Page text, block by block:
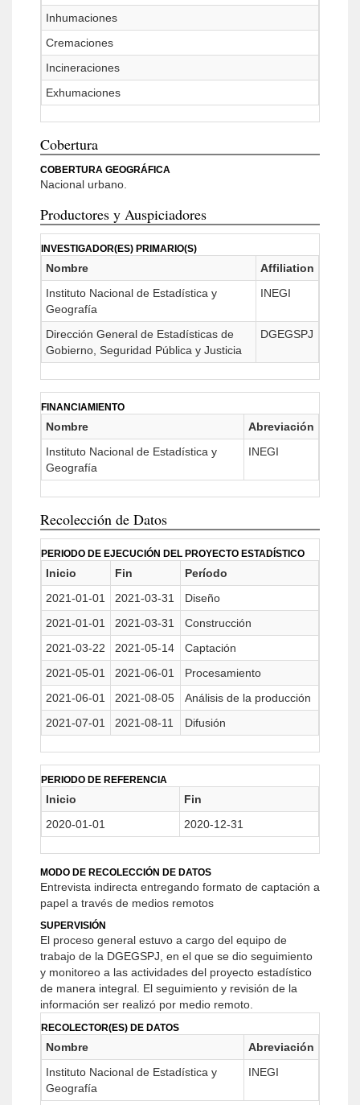
Inhumaciones
Cremaciones
Incineraciones
Exhumaciones
Cobertura
COBERTURA GEOGRÁFICA
Nacional urbano.
Productores y Auspiciadores
INVESTIGADOR(ES) PRIMARIO(S)
Nombre
Affiliation
Instituto Nacional de Estadística y
Geografía
INEGI
Dirección General de Estadísticas de
Gobierno, Seguridad Pública y Justicia
DGEGSPJ
FINANCIAMIENTO
Nombre
Abreviación
Instituto Nacional de Estadística y
Geografía
INEGI
Recolección de Datos
PERIODO DE EJECUCIÓN DEL PROYECTO ESTADÍSTICO
Inicio Fin
Período
2021-01-01
2021-03-31
Diseño
2021-01-01
2021-03-31
Construcción
2021-03-22
2021-05-14
Captación
2021-05-01
2021-06-01
Procesamiento
2021-06-01
2021-08-05
Análisis de la producción
2021-07-01
2021-08-11 Difusión
PERIODO DE REFERENCIA
Inicio
Fin
2020-01-01
2020-12-31
MODO DE RECOLECCIÓN DE DATOS
Entrevista indirecta entregando formato de captación a
papel a través de medios remotos
SUPERVISIÓN
El proceso general estuvo a cargo del equipo de
trabajo de la DGEGSPJ, en el que se dio seguimiento
y monitoreo a las actividades del proyecto estadístico
de manera integral. El seguimiento y revisión de la
información ser realizó por medio remoto.
RECOLECTOR(ES) DE DATOS
Nombre
Abreviación
Instituto Nacional de Estadística y
Geografía
INEGI